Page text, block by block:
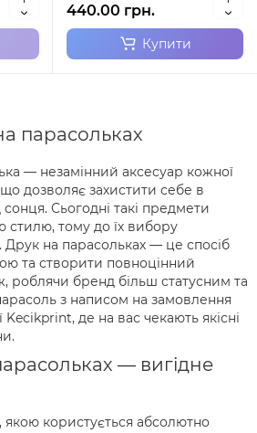
440.00 грн.
Купити
парасольках
— незамінний аксесуар кожної
дозволяє захистити себе в
Сьогодні такі предмети
стилю, тому до їх вибору
Друк на парасольках — це спосіб
та створити повноцінний
роблячи бренд більш статусним та
з написом на замовлення
де на вас чекають якісні
— вигідне
користується абсолютно